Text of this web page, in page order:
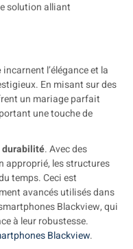
solution alliant
incarnent l’élégance et la
En misant sur des
un mariage parfait
une touche de
durabilité. Avec des
approprié, les structures
temps. Ceci est
avancés utilisés dans
Blackview, qui
à leur robustesse.
Blackview.